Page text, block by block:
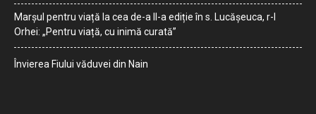
Marșul pentru viață la cea de-a II-a ediție în s. Lucășeuca, r-l
Orhei: „Pentru viață, cu inimă curată”
Învierea Fiului văduvei din Nain